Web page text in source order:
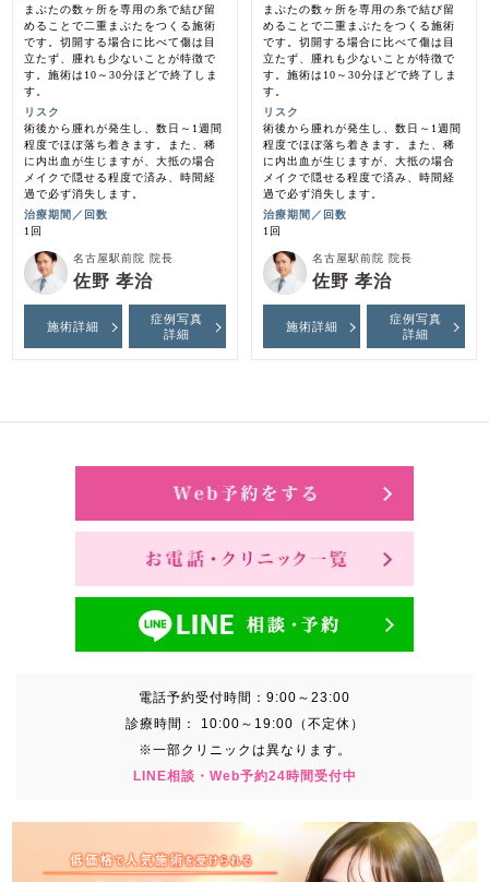
まぶたの数ヶ所を専用の糸で結び留
めることで二重まぶたをつくる施術
です。切開する場合に比べて傷は目
立たず、腫れも少ないことが特徴で
す。施術は10～30分ほどで終了しま
す。
リスク
術後から腫れが発生し、数日～1週間
程度でほぼ落ち着きます。また、稀
に内出血が生じますが、大抵の場合
メイクで隠せる程度で済み、時間経
過で必ず消失します。
治療期間／回数
1回
名古屋駅前院 院長
佐野 孝治
施術詳細
症例写真
詳細
まぶたの数ヶ所を専用の糸で結び留
めることで二重まぶたをつくる施術
です。切開する場合に比べて傷は目
立たず、腫れも少ないことが特徴で
す。施術は10～30分ほどで終了しま
す。
リスク
術後から腫れが発生し、数日～1週間
程度でほぼ落ち着きます。また、稀
に内出血が生じますが、大抵の場合
メイクで隠せる程度で済み、時間経
過で必ず消失します。
治療期間／回数
1回
名古屋駅前院 院長
佐野 孝治
施術詳細
症例写真
詳細
電話予約受付時間： 9:00～23:00
診療時間：
10:00～19:00（不定休）
※一部クリニックは異なります。
LINE相談・Web予約24時間受付中